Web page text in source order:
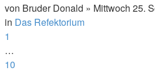
von Bruder Donald » Mittwoch 25.
in Das Refektorium
1
…
10